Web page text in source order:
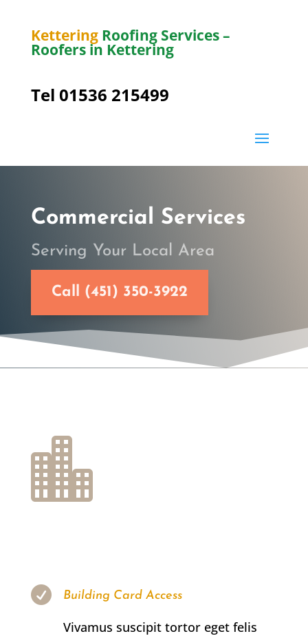
Kettering Roofing Services –
Roofers in Kettering
Tel 01536 215499
Commercial Services
Serving Your Local Area
Call (451) 350-3922

 Building Card Access
Vivamus suscipit tortor eget felis